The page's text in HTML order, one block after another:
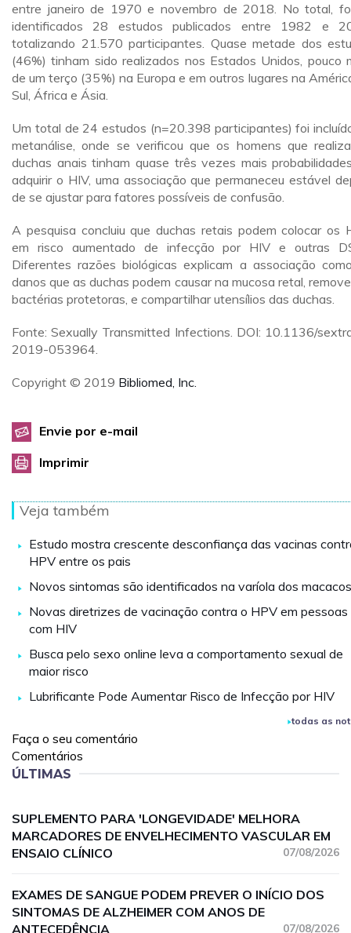
entre janeiro de 1970 e novembro de 2018. No total,
identificados 28 estudos publicados entre 1982 e
totalizando 21.570 participantes. Quase metade dos
(46%) tinham sido realizados nos Estados Unidos, pouco
de um terço (35%) na Europa e em outros lugares na
Sul, África e Ásia.
Um total de 24 estudos (n=20.398 participantes) foi
metanálise, onde se verificou que os homens que
duchas anais tinham quase três vezes mais
adquirir o HIV, uma associação que permaneceu estável
de se ajustar para fatores possíveis de confusão.
A pesquisa concluiu que duchas retais podem colocar os
em risco aumentado de infecção por HIV e outras
Diferentes razões biológicas explicam a associação
danos que as duchas podem causar na mucosa retal,
bactérias protetoras, e compartilhar utensílios das duchas.
Fonte: Sexually Transmitted Infections. DOI: 10.1136/
2019-053964.
Copyright © 2019 Bibliomed, Inc.
Envie por e-mail
Imprimir
Veja também
Estudo mostra crescente desconfiança das vacinas
HPV entre os pais
Novos sintomas são identificados na varíola dos macacos
Novas diretrizes de vacinação contra o HPV em pessoas
com HIV
Busca pelo sexo online leva a comportamento sexual de
maior risco
Lubrificante Pode Aumentar Risco de Infecção por HIV
todas as
Faça o seu comentário
Comentários
ÚLTIMAS
SUPLEMENTO PARA 'LONGEVIDADE' MELHORA
MARCADORES DE ENVELHECIMENTO VASCULAR EM
ENSAIO CLÍNICO
07/08/2026
EXAMES DE SANGUE PODEM PREVER O INÍCIO DOS
SINTOMAS DE ALZHEIMER COM ANOS DE
ANTECEDÊNCIA
07/08/2026